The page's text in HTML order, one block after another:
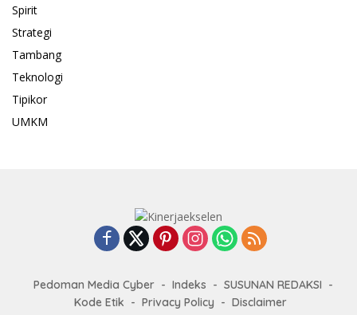
Spirit
Strategi
Tambang
Teknologi
Tipikor
UMKM
Pedoman Media Cyber Indeks
SUSUNAN REDAKSI
Kode Etik
Privacy Policy Disclaimer